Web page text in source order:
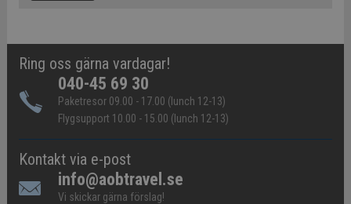
Ring oss gärna vardagar!
040-45 69 30
Paketresor 09.00 - 17.00 (lunch 12-13)
Flygsupport 10.00 - 15.00 (lunch 12-13)
Kontakt via e-post
info@aobtravel.se
Vi skickar gärna förslag!